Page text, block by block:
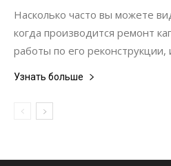
Насколько часто вы можете
когда производится ремонт
работы по его реконструкции,
Узнать больше